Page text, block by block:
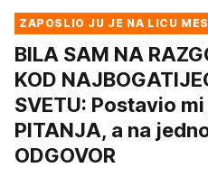
ZAPOSLIO JU JE NA LICU
BILA SAM NA
KOD
SVETU: Postavio
PITANJA, a na
ODGOVOR